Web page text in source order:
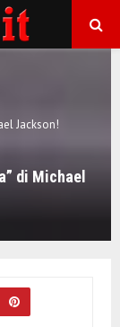
Jackson!
di Michael